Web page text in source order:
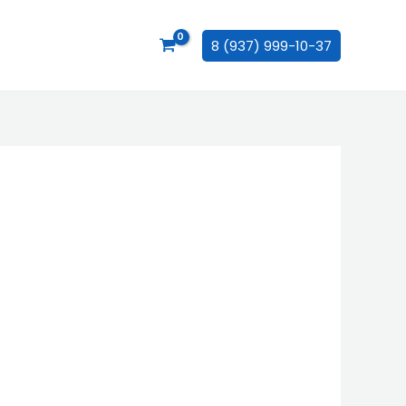
8 (937) 999-10-37